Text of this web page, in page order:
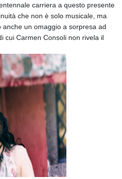
carriera a questo presente
che non è solo musicale, ma
un omaggio a sorpresa ad
cui Carmen Consoli non rivela il